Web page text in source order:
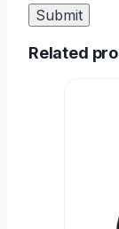
Related